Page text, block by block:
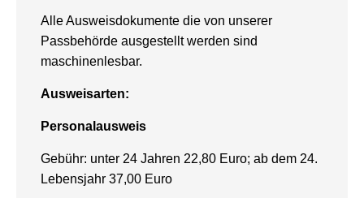
Alle Ausweisdokumente die von unserer
Passbehörde ausgestellt werden sind
maschinenlesbar.
Ausweisarten:
Personalausweis
Gebühr: unter 24 Jahren 22,80 Euro; ab dem 24.
Lebensjahr 37,00 Euro